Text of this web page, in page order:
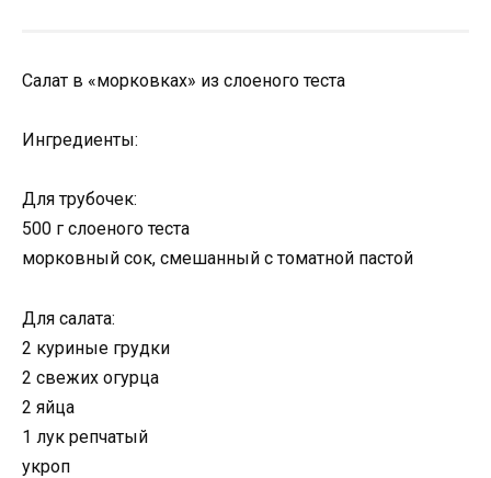
Салат в «морковках» из слоеного теста
Ингредиенты:
Для трубочек:
500 г слоеного теста
морковный сок, смешанный с томатной пастой
Для салата:
2 куриные грудки
2 свежих огурца
2 яйца
1 лук репчатый
укроп